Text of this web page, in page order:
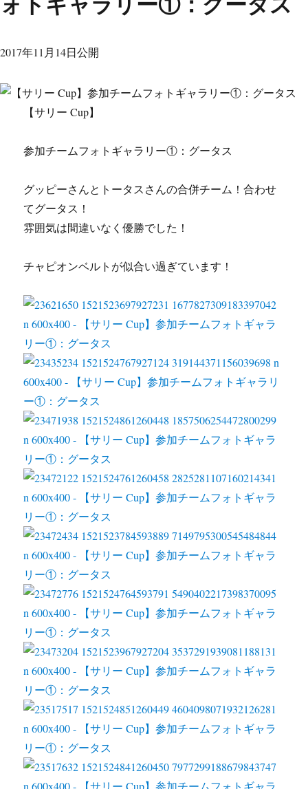
2017年11月14日公開
【サリー Cup】
参加チームフォトギャラリー①：グータス
グッピーさんとトータスさんの合併チーム！合わせ
てグータス！
雰囲気は間違いなく優勝でした！
チャピオンベルトが似合い過ぎています！